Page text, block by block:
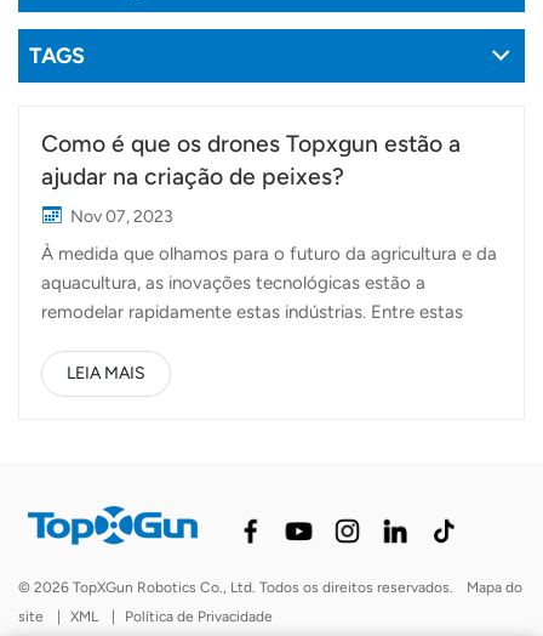
Tiếng Việt
TAGS
Como é que os drones Topxgun estão a
ajudar na criação de peixes?
Nov 07, 2023
À medida que olhamos para o futuro da agricultura e da
aquacultura, as inovações tecnológicas estão a
remodelar rapidamente estas indústrias. Entre estas
oferecendo um leque de aplicações que vão além da
agricultura tradicional. A Revolução da AquaculturaA
crescer, aumenta também a procura por fontes de
proteína de alta qualidade, especialmente o marisco.
indústria da aquacultura está a adotar novas
LEIA MAIS
© 2026 TopXGun Robotics Co., Ltd. Todos os direitos reservados.
Mapa do
site
| XML | Política de Privacidade